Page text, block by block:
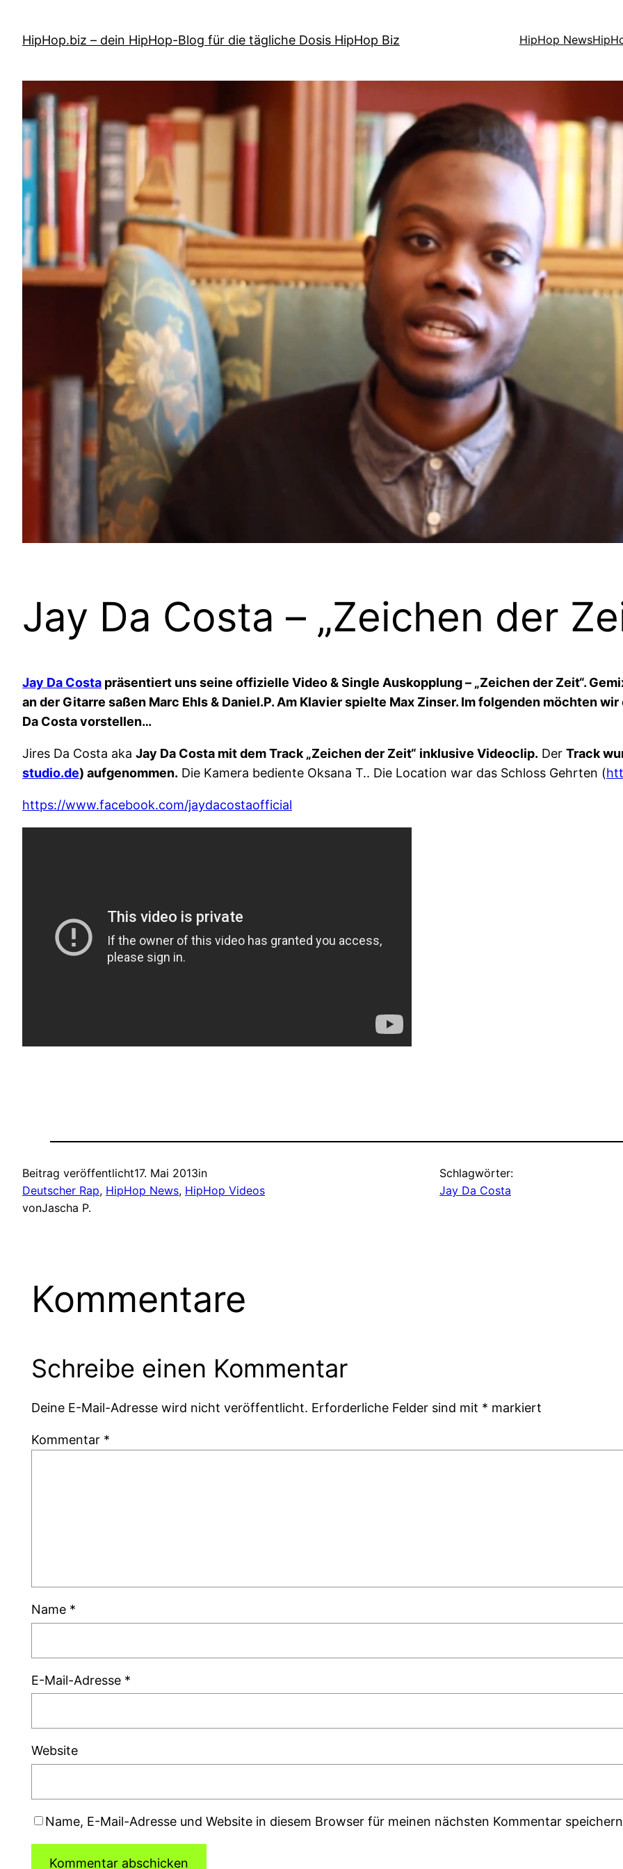
springen
HipHop.biz – dein HipHop-Blog für die tägliche Dosis HipHop Biz HipHop News
Jay Da Costa – „Zeichen der
Jay Da Costa präsentiert uns seine offizielle Video & Single Auskopplung – „Zeichen der Zeit“.
an der Gitarre saßen Marc Ehls & Daniel.P. Am Klavier spielte Max Zinser. Im folgenden möchten
Da Costa vorstellen…
Jires Da Costa aka Jay Da Costa mit dem Track „Zeichen der Zeit“ inklusive Videoclip. Der Track
studio.de) aufgenommen. Die Kamera bediente Oksana T.. Die Location war das Schloss Gehrten (
https://www.facebook.com/jaydacostaofficial
Beitrag veröffentlicht17. Mai 2013in
Deutscher Rap, HipHop News, HipHop Videos
vonJascha P.
Schlagwörter:
Jay Da Costa
Kommentare
Schreibe einen Kommentar
Deine E-Mail-Adresse wird nicht veröffentlicht. Erforderliche Felder sind mit * markiert
Kommentar *
Name *
E-Mail-Adresse *
Website
Name, E-Mail-Adresse und Website in diesem Browser für meinen nächsten Kommentar